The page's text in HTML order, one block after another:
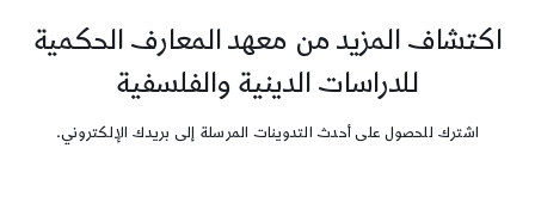
اكتشاف المزيد من معهد المعارف الحكمية
للدراسات الدينية والفلسفية
اشترك للحصول على أحدث التدوينات المرسلة إلى بريدك الإلكتروني.